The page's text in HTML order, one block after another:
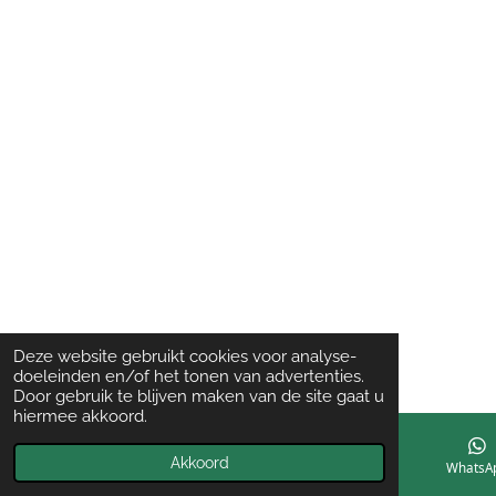
Deze website gebruikt cookies voor analyse-
doeleinden en/of het tonen van advertenties.
Door gebruik te blijven maken van de site gaat u
hiermee akkoord.
Akkoord